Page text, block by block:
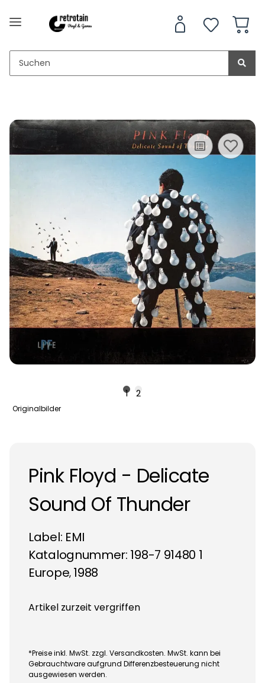
1 2
Originalbilder
Pink Floyd - Delicate
Sound Of Thunder
Label: EMI
Katalognummer: 198-7 91480 1
Europe, 1988
Artikel zurzeit vergriffen
*Preise inkl. MwSt. zzgl. Versandkosten. MwSt. kann bei
Gebrauchtware aufgrund Differenzbesteuerung nicht
ausgewiesen werden.